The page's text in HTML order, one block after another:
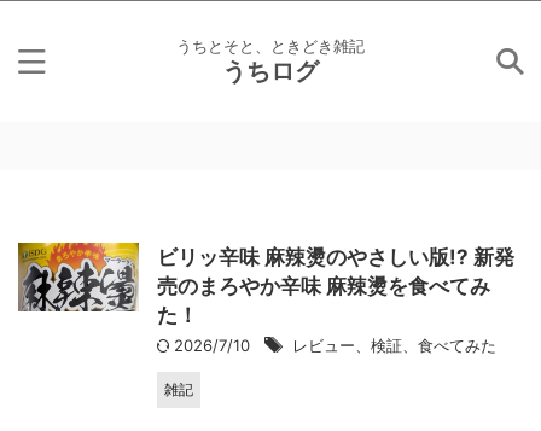
うちとそと、ときどき雑記
うちログ
ビリッ辛味 麻辣燙のやさしい版!? 新発
売のまろやか辛味 麻辣燙を食べてみ
た！
2026/7/10 レビュー、検証、食べてみた
雑記